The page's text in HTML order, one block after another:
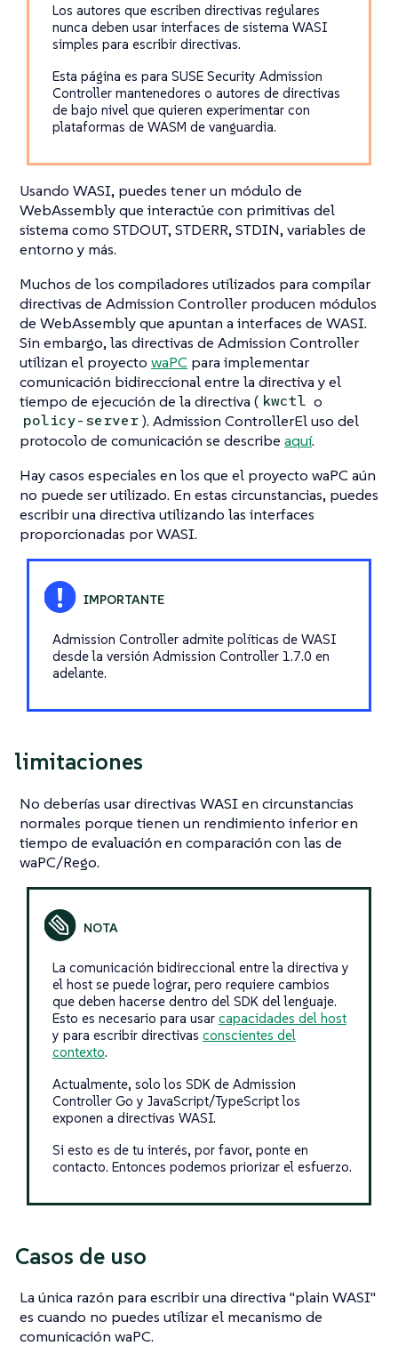
Los autores que escriben directivas regulares
nunca deben usar interfaces de sistema WASI
simples para escribir directivas.
Esta página es para SUSE Security Admission
Controller mantenedores o autores de directivas
de bajo nivel que quieren experimentar con
plataformas de WASM de vanguardia.
Usando WASI, puedes tener un módulo de
WebAssembly que interactúe con primitivas del
sistema como STDOUT, STDERR, STDIN, variables de
entorno y más.
Muchos de los compiladores utilizados para compilar
directivas de Admission Controller producen módulos
de WebAssembly que apuntan a interfaces de WASI.
Sin embargo, las directivas de Admission Controller
utilizan el proyecto waPC para implementar
comunicación bidireccional entre la directiva y el
tiempo de ejecución de la directiva ( kwctl o
policy-server). Admission ControllerEl uso del
protocolo de comunicación se describe aquí.
Hay casos especiales en los que el proyecto waPC aún
no puede ser utilizado. En estas circunstancias, puedes
escribir una directiva utilizando las interfaces
proporcionadas por WASI.
Admission Controller admite políticas de WASI
desde la versión Admission Controller 1.7.0 en
adelante.
limitaciones
No deberías usar directivas WASI en circunstancias
normales porque tienen un rendimiento inferior en
tiempo de evaluación en comparación con las de
waPC/Rego.
La comunicación bidireccional entre la directiva y
el host se puede lograr, pero requiere cambios
que deben hacerse dentro del SDK del lenguaje.
Esto es necesario para usar capacidades del host
y para escribir directivas conscientes del
contexto.
Actualmente, solo los SDK de Admission
Controller Go y JavaScript/TypeScript los
exponen a directivas WASI.
Si esto es de tu interés, por favor, ponte en
contacto. Entonces podemos priorizar el esfuerzo.
Casos de uso
La única razón para escribir una directiva "plain WASI"
es cuando no puedes utilizar el mecanismo de
comunicación waPC.